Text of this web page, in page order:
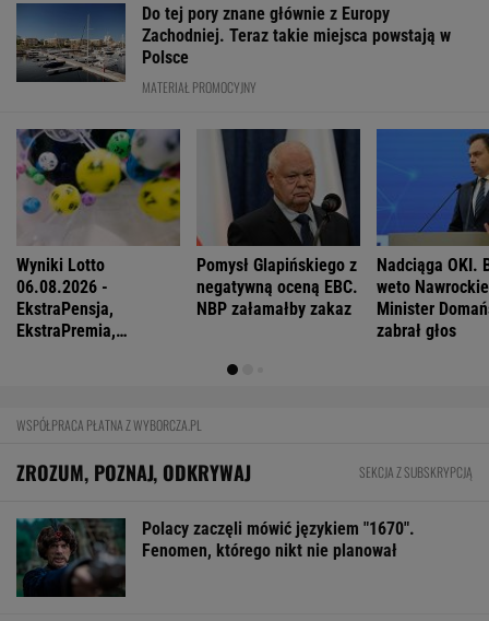
Do tej pory znane głównie z Europy
Zachodniej. Teraz takie miejsca powstają w
Polsce
MATERIAŁ PROMOCYJNY
Wyniki Lotto
06.08.2026 -
EkstraPensja,
EkstraPremia,
Pomysł Glapińskiego z
negatywną oceną EBC.
NBP załamałby zakaz
Nadciąga OKI.
weto
Minister
zabrał głos
WSPÓŁPRACA PŁATNA Z WYBORCZA.PL
ZROZUM, POZNAJ, ODKRYWAJ SEKCJA Z SUBSKRYPCJĄ
Polacy zaczęli mówić językiem "1670".
Fenomen, którego nikt nie planował